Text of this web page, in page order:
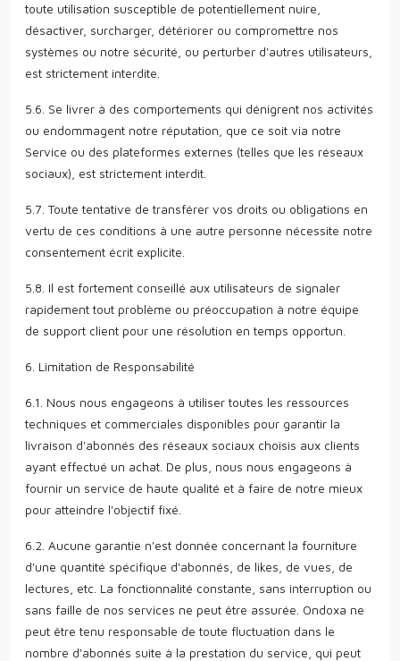
toute utilisation susceptible de potentiellement nuire,
désactiver, surcharger, détériorer ou compromettre nos
systèmes ou notre sécurité, ou perturber d'autres utilisateurs,
est strictement interdite.
5.6. Se livrer à des comportements qui dénigrent nos activités
ou endommagent notre réputation, que ce soit via notre
Service ou des plateformes externes (telles que les réseaux
sociaux), est strictement interdit.
5.7. Toute tentative de transférer vos droits ou obligations en
vertu de ces conditions à une autre personne nécessite notre
consentement écrit explicite.
5.8. Il est fortement conseillé aux utilisateurs de signaler
rapidement tout problème ou préoccupation à notre équipe
de support client pour une résolution en temps opportun.
6. Limitation de Responsabilité
6.1. Nous nous engageons à utiliser toutes les ressources
techniques et commerciales disponibles pour garantir la
livraison d'abonnés des réseaux sociaux choisis aux clients
ayant effectué un achat. De plus, nous nous engageons à
fournir un service de haute qualité et à faire de notre mieux
pour atteindre l'objectif fixé.
6.2. Aucune garantie n'est donnée concernant la fourniture
d'une quantité spécifique d'abonnés, de likes, de vues, de
lectures, etc. La fonctionnalité constante, sans interruption ou
sans faille de nos services ne peut être assurée. Ondoxa ne
peut être tenu responsable de toute fluctuation dans le
nombre d'abonnés suite à la prestation du service, qui peut